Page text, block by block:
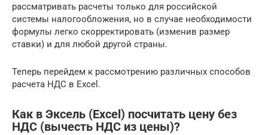
рассматривать расчеты только для российской
системы налогообложения, но в случае необходимости
формулы легко скорректировать (изменив размер
ставки) и для любой другой страны.
Теперь перейдем к рассмотрению различных способов
расчета НДС в Excel.
Как в Эксель (Excel) посчитать цену без
НДС (вычесть НДС из цены)?